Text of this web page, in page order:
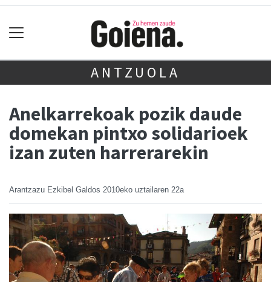
ANTZUOLA
Anelkarrekoak pozik daude
domekan pintxo solidarioek
izan zuten harrerarekin
Arantzazu Ezkibel Galdos 2010eko uztailaren 22a